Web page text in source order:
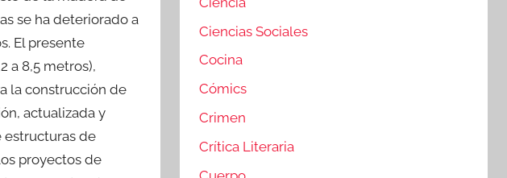
se ha deteriorado a
El presente
a 8,5 metros),
la construcción de
actualizada y
estructuras de
proyectos de
Ciencias Sociales
Cocina
Cómics
Crimen
Crítica Literaria